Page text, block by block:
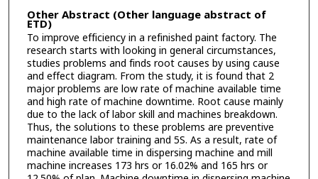
Other Abstract (Other language abstract of
ETD)
To improve efficiency in a refinished paint factory. The
research starts with looking in general circumstances,
studies problems and finds root causes by using cause
and effect diagram. From the study, it is found that 2
major problems are low rate of machine available time
and high rate of machine downtime. Root cause mainly
due to the lack of labor skill and machines breakdown.
Thus, the solutions to these problems are preventive
maintenance labor training and 5S. As a result, rate of
machine available time in dispersing machine and mill
machine increases 173 hrs or 16.02% and 165 hrs or